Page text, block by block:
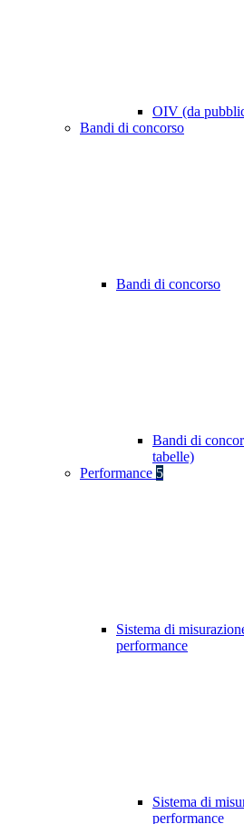
OIV (da
Bandi di concorso
Bandi di concorso
Bandi di
tabelle)
Performance 5
Sistema di
performance
Sistema di
performance